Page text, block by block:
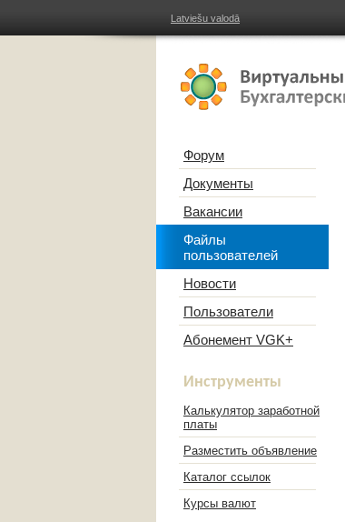
Latviešu valodā
Форум
Документы
Вакансии
Файлы
пользователей
Новости
Пользователи
Абонемент VGK+
Инструменты
Калькулятор заработной
платы
Разместить объявление
Каталог ссылок
Курсы валют